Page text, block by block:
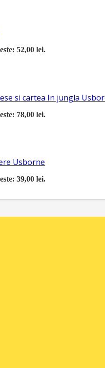
52,00 lei.
si cartea In jungla
78,00 lei.
Usborne
39,00 lei.